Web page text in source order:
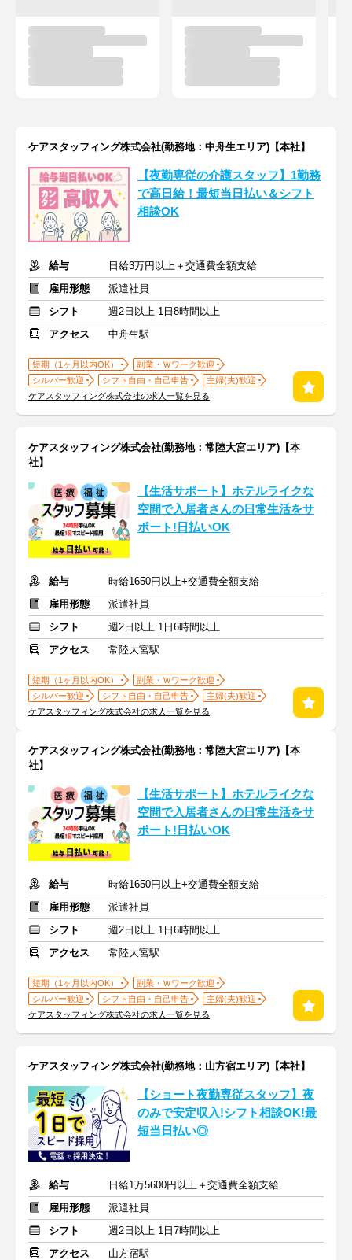
ケアスタッフィング株式会社(勤務地：中舟生エリア)【本社】
【夜勤専従の介護スタッフ】1勤務
で高日給！最短当日払い＆シフト
相談OK
給与
日給3万円以上＋交通費全額支給
雇用形態
派遣社員
シフト
週2日以上 1日8時間以上
アクセス
中舟生駅
短期（1ヶ月以内OK）
副業・Ｗワーク歓迎
シルバー歓迎
シフト自由・自己申告
主婦(夫)歓迎
ケアスタッフィング株式会社の求人一覧を見る
ケアスタッフィング株式会社(勤務地：常陸大宮エリア)【本
社】
【生活サポート】ホテルライクな
空間で入居者さんの日常生活をサ
ポート!日払いOK
給与
時給1650円以上+交通費全額支給
雇用形態
派遣社員
シフト
週2日以上 1日6時間以上
アクセス
常陸大宮駅
短期（1ヶ月以内OK）
副業・Ｗワーク歓迎
シルバー歓迎
シフト自由・自己申告
主婦(夫)歓迎
ケアスタッフィング株式会社の求人一覧を見る
ケアスタッフィング株式会社(勤務地：常陸大宮エリア)【本
社】
【生活サポート】ホテルライクな
空間で入居者さんの日常生活をサ
ポート!日払いOK
給与
時給1650円以上+交通費全額支給
雇用形態
派遣社員
シフト
週2日以上 1日6時間以上
アクセス
常陸大宮駅
短期（1ヶ月以内OK）
副業・Ｗワーク歓迎
シルバー歓迎
シフト自由・自己申告
主婦(夫)歓迎
ケアスタッフィング株式会社の求人一覧を見る
ケアスタッフィング株式会社(勤務地：山方宿エリア)【本社】
【ショート夜勤専従スタッフ】夜
のみで安定収入!シフト相談OK!最
短当日払い◎
給与
日給1万5600円以上＋交通費全額支給
雇用形態
派遣社員
シフト
週2日以上 1日7時間以上
アクセス
山方宿駅